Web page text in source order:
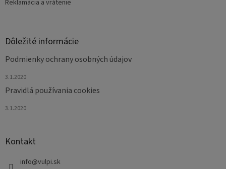
Reklamácia a vrátenie
Dôležité informácie
Podmienky ochrany osobných údajov
3.1.2020
Pravidlá používania cookies
3.1.2020
Kontakt
info@vulpi.sk